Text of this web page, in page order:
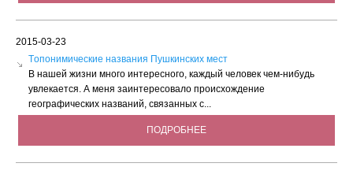
2015-03-23
Tопонимические названия Пушкинских мест
В нашей жизни много интересного, каждый человек чем-нибудь
увлекается. А меня заинтересовало происхождение
географических названий, связанных с...
ПОДРОБНЕЕ